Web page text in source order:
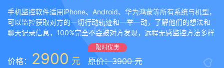
手机监控软件适用iPhone、Android、华为鸿蒙等所有系统与机型，
可以监控获取对方的一切行动轨迹和一举一动，了解他们的想法和
聊天记录信息，100%完全不会被对方发现，远程无感监控方法多样
价格： 2900 元
限时优惠
原价：3900 元